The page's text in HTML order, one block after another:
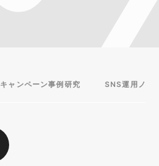
キャンペーン事例研究 SNS運用ノウ